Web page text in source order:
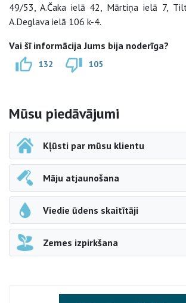
49/53, A.Čaka ielā 42, Mārtiņa ielā 7,
A.Deglava ielā 106 k-4.
Vai šī informācija Jums bija noderīga?
132 105
Sāna navigācija
Mūsu piedāvājumi
Kļūsti par mūsu klientu
Māju atjaunošana
Viedie ūdens skaitītāji
Zemes izpirkšana